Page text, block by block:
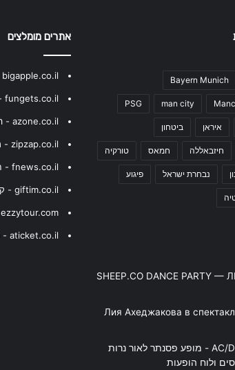
Bayern Munich
man city
PSG
איראן ביטחון
חיזבאללה חמאס טורקיה
נבחרת ישראל פיגוע
SHEEP.CO DANCE PARTY —
Лия Ахеджакова в
משופן ועד AC/DC - מופע פסנתר לאור נרות
אתרים מומלצים
bigapple.co.il - בלוג בניית אתרים
fungets.co.il - גאדג'טים הכי שווים
azone.co.il - הכל על קניה באמזון
zipzap.co.il - מוצרי חשמל במחירים הגיוניים
fnews.co.il - חדשות כלכלה
giftim.co.il - קניות באינטרנט
ezzytour.com - חופשות בארץ ובעולם
aticket.co.il - כרטיסים להופעות